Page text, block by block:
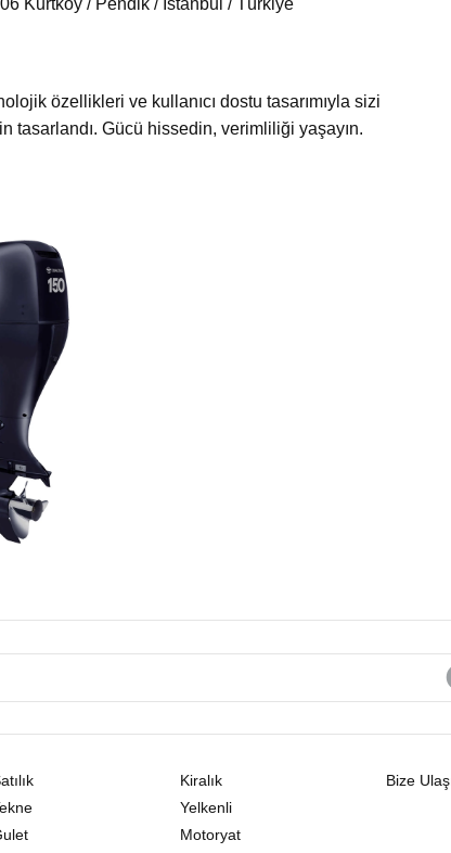
Kurtköy / Pendik / İstanbul / Türkiye
özellikleri ve kullanıcı dostu tasarımıyla sizi
tasarlandı. Gücü hissedin, verimliliği yaşayın.
Kiralık
Yelkenli
Motoryat
Bize